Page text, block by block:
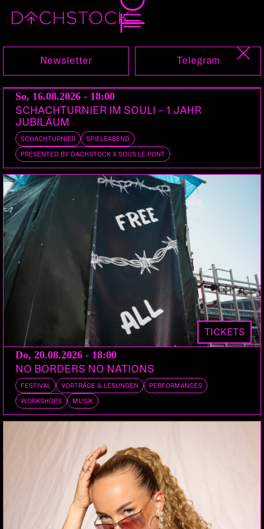
Do, 24.09.2009
SECRET WARS
DOORS:19:00
Innovativer Künstlerwettkampf
Die zwei Künstler der Tour fordern in 18 Städten
zwei lokale Künstler heraus um sich mit ihnen zu
messen.
Mit schwarzen Edding-Markern bewaffnet treten
beide Teams gegeneinander an um innerhalb von
90 Minuten ihr kreatives Können in einem
spannenden illustrativen Wettkampf unter Beweis
zu stellen. Am Ende wird ein begeistertes Publikum
über Sieg und Niederlage entscheiden.
Newsletter Telegram
So, 16.08.2026 - 18:00
SCHACHTURNIER IM SOULI – 1 JAHR
JUBILÄUM
SCHACHTURNIER SPIELEABEND
PRESENTED BY DACHSTOCK X SOUS LE PONT
TICKETS
Do, 20.08.2026 - 18:00
NO BORDERS NO NATIONS
FESTIVAL VORTRÄGE & LESUNGEN PERFORMANCES
WORKSHOPS MUSIK